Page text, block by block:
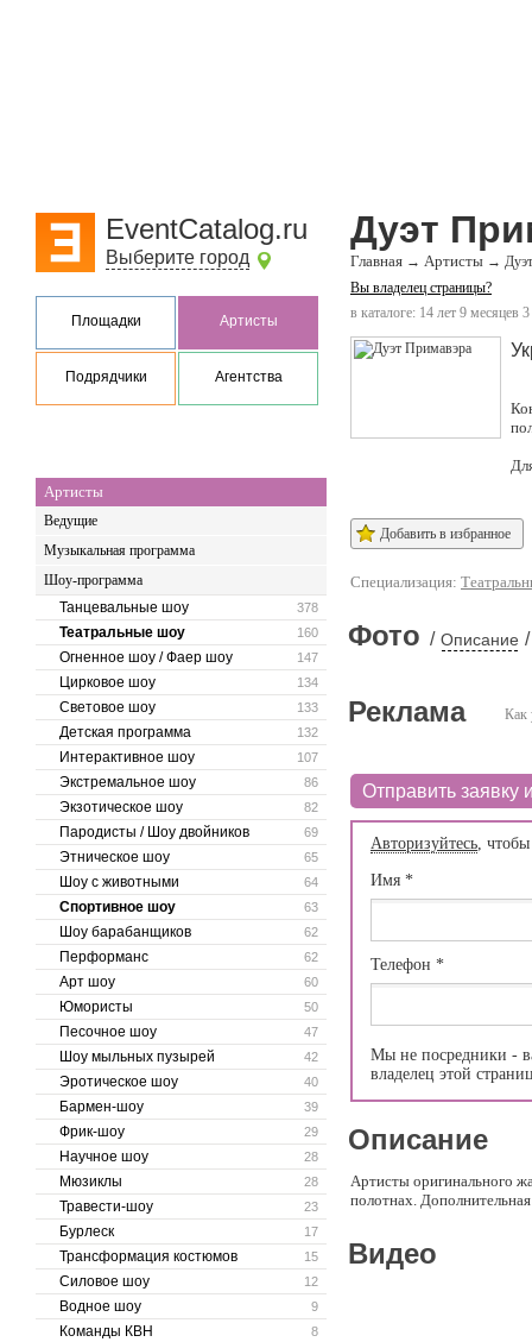
EventCatalog.ru
Выберите город
Площадки Артисты
Подрядчики Агентства
Артисты
Ведущие
Музыкальная программа
Шоу-программа
378
Танцевальные шоу
160
Театральные шоу
147
Огненное шоу / Фаер шоу
134
Цирковое шоу
133
Световое шоу
132
Детская программа
107
Интерактивное шоу
86
Экстремальное шоу
82
Экзотическое шоу
69
Пародисты / Шоу двойников
65
Этническое шоу
64
Шоу с животными
63
Спортивное шоу
62
Шоу барабанщиков
62
Перформанс
60
Арт шоу
50
Юмористы
47
Песочное шоу
42
Шоу мыльных пузырей
40
Эротическое шоу
39
Бармен-шоу
29
Фрик-шоу
28
Научное шоу
28
Мюзиклы
23
Травести-шоу
17
Бурлеск
15
Трансформация костюмов
12
Силовое шоу
9
Водное шоу
8
Команды КВН
Дуэт
Главная → Артисты →
Вы владелец страницы?
в каталоге: 14 лет 9 месяцев
Добавить в избранное
Специализация:
Фото / Описание /
Как
Реклама
Отправить заявку
Авторизуйтесь,
Имя *
Телефон *
Мы не посредники -
владелец этой
Описание
Артисты оригинального
полотнах.
Видео